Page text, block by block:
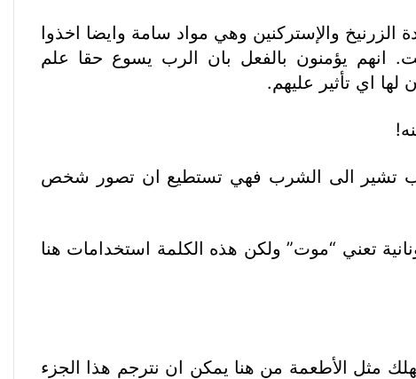
والإستركنين وهي مواد سامة وايضا اخذوا
انهم يؤمنون بالفعل بان الرب يسوع حقا علم
اي تأثير عليهم.
تشير الى الشرب فهي تستطيع ان تصور شخص
تعني “موت” ولكن هذه الكلمة استخدامات هنا
مثل الأطعمة من هنا يمكن ان نترجم هذا الجزء